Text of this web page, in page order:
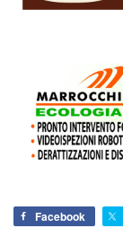
Facebook